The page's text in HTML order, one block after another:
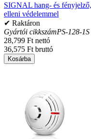
SIGNAL hang- és
elleni védelemmel
✔ Raktáron
Gyártói cikkszámPS-128-1S
28,799 Ft nettó
36,575 Ft bruttó
Kosárba